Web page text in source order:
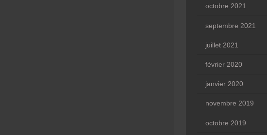
octobre 2021
septembre 2021
juillet 2021
février 2020
janvier 2020
novembre 2019
octobre 2019